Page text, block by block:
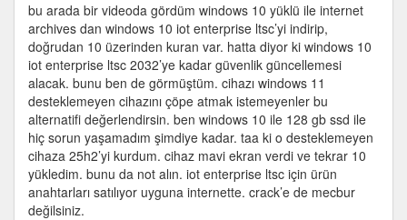
bu arada bir videoda gördüm windows 10 yüklü ile internet
archives dan windows 10 iot enterprise ltsc’yi indirip,
doğrudan 10 üzerinden kuran var. hatta diyor ki windows 10
iot enterprise ltsc 2032’ye kadar güvenlik güncellemesi
alacak. bunu ben de görmüştüm. cihazı windows 11
desteklemeyen cihazını çöpe atmak istemeyenler bu
alternatifi değerlendirsin. ben windows 10 ile 128 gb ssd ile
hiç sorun yaşamadım şimdiye kadar. taa ki o desteklemeyen
cihaza 25h2’yi kurdum. cihaz mavi ekran verdi ve tekrar 10
yükledim. bunu da not alın. iot enterprise ltsc için ürün
anahtarları satılıyor uyguna internette. crack’e de mecbur
değilsiniz.